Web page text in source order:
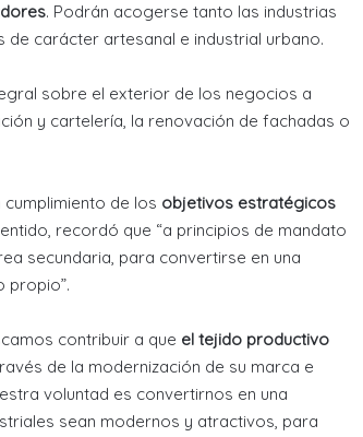
. Podrán acogerse tanto las industrias
carácter artesanal e industrial urbano.
sobre el exterior de los negocios a
y cartelería, la renovación de fachadas o
de los objetivos estratégicos
recordó que “a principios de mandato
secundaria, para convertirse en una
propio”.
contribuir a que el tejido productivo
de la modernización de su marca e
voluntad es convertirnos en una
sean modernos y atractivos, para